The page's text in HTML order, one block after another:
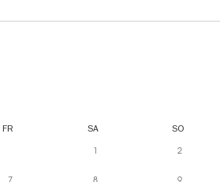
FR SA SO
1 2
7 8 9